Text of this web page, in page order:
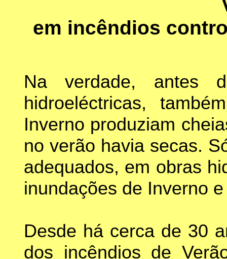
em incêndios
Na verdade, antes
hidroeléctricas,
Inverno produziam
no verão havia secas.
adequados, em obras
inundações de Inverno
Desde há cerca de 30
dos incêndios de